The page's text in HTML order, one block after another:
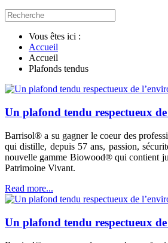
Vous êtes ici :
Accueil
Accueil
Plafonds tendus
Un plafond tendu respectueux
Barrisol® a su gagner le coeur des
qui distille, depuis 57 ans, passion,
nouvelle gamme Biowood® qui contient
Patrimoine Vivant.
Read more...
Un plafond tendu respectueux